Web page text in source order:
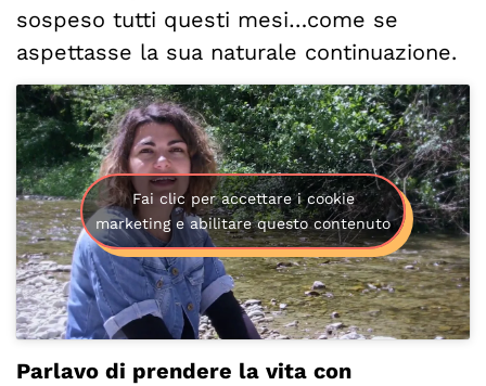
sospeso tutti questi mesi…come se
aspettasse la sua naturale continuazione.
Fai clic per accettare i cookie
marketing e abilitare questo contenuto
Parlavo di prendere la vita con